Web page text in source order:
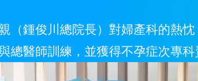
（鍾俊川總院長）對婦產科的熱
總醫師訓練，並獲得不孕症次專科